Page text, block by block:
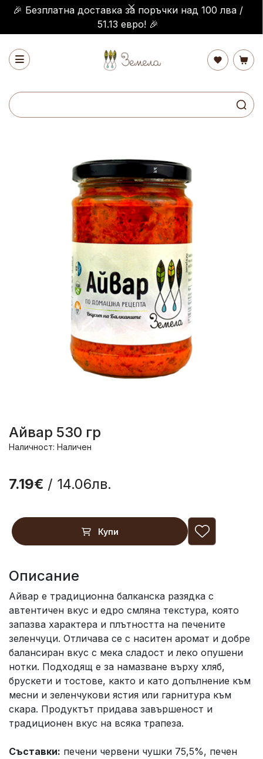
🎉 Безплатна доставка за поръчки над 100 лва /
51.13 евро! 🎉
Айвар 530 гр
Наличност: Наличен
7.19€ / 14.06лв.
Купи
Описание
Айвар е традиционна балканска разядка с
автентичен вкус и едро смляна текстура, която
запазва характера и плътността на печените
зеленчуци. Отличава се с наситен аромат и добре
балансиран вкус с мека сладост и леко опушени
нотки. Подходящ е за намазване върху хляб,
брускети и тостове, както и като допълнение към
месни и зеленчукови ястия или гарнитура към
скара. Продуктът придава завършеност и
традиционен вкус на всяка трапеза.
Съставки: печени червени чушки 75,5%, печен